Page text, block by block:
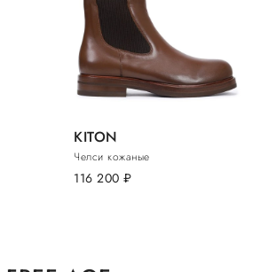
KITON
Челси кожаные
116 200 руб.